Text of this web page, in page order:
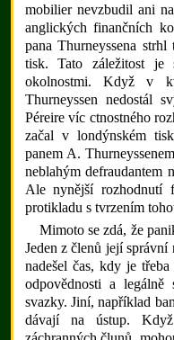
mobilier nevzbudil ani
anglických finančních
pana Thurneyssena
tisk. Tato záležitost je
okolnostmi. Když v
Thurneyssen nedostál
Péreire víc ctnostného
začal v londýnském
panem A.
neblahým defraudantem
Ale nynější rozhodnutí
protikladu s tvrzením
Mimoto se zdá, že
Jeden z členů její správní
nadešel čas, kdy je
odpovědnosti a
svazky. Jiní, například
dávají na ústup.